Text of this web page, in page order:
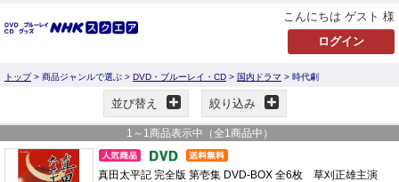
こんにちは ゲスト 様
トップ> 商品ジャンルで選ぶ > DVD・ブルーレイ・CD > 国内ドラマ > 時代劇
並び替え 絞り込み
1 ～ 1 商品表示中（全1 商品中）
真田太平記 完全版 第壱集 DVD-BOX 全6枚 草刈正雄主演